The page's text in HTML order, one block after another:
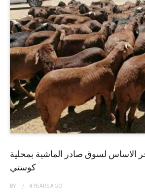
لسوق صادر الماشية بمحلية
كوستي
BY 4 YEARSAGO